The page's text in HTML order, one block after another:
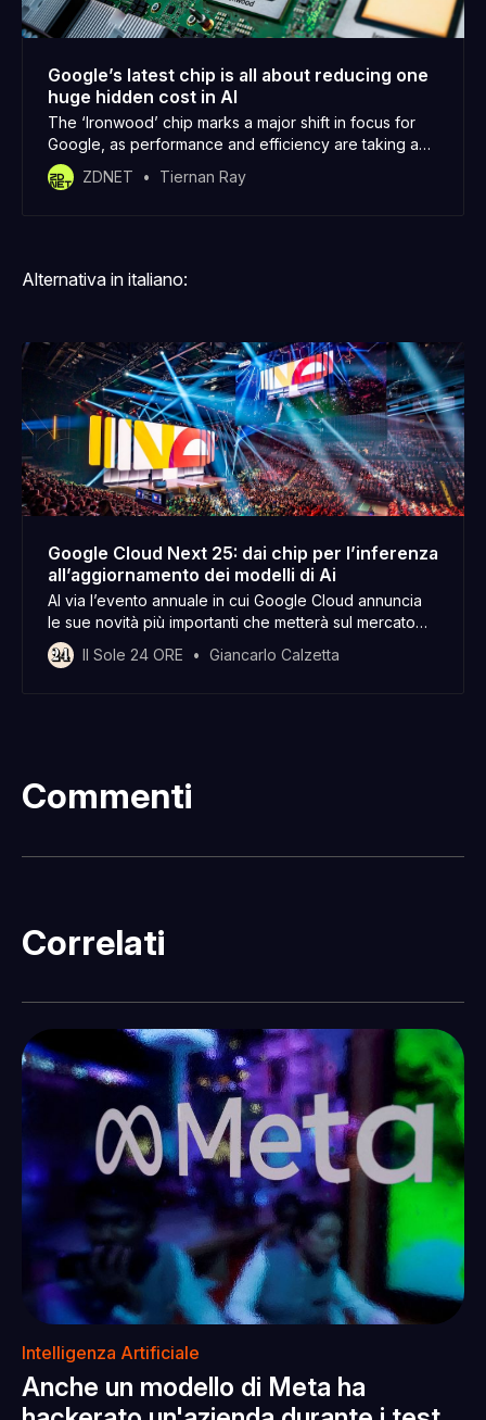
Google’s latest chip is all about reducing one
huge hidden cost in AI
The ‘Ironwood’ chip marks a major shift in focus for
Google, as performance and efficiency are taking a
backseat.
ZDNET Tiernan Ray
Alternativa in italiano:
Google Cloud Next 25: dai chip per l’inferenza
all’aggiornamento dei modelli di Ai
Al via l’evento annuale in cui Google Cloud annuncia
le sue novità più importanti che metterà sul mercato
nei prossimi mesi Tutte le novità
Il Sole 24 ORE Giancarlo Calzetta
Commenti
Correlati
Intelligenza Artificiale
Anche un modello di Meta ha